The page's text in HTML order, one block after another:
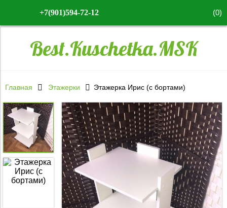
+7(901)594-72-12 (0)
Best.Kuschetka.MSK
Главная Этажерки Этажерка Ирис (с бортами)